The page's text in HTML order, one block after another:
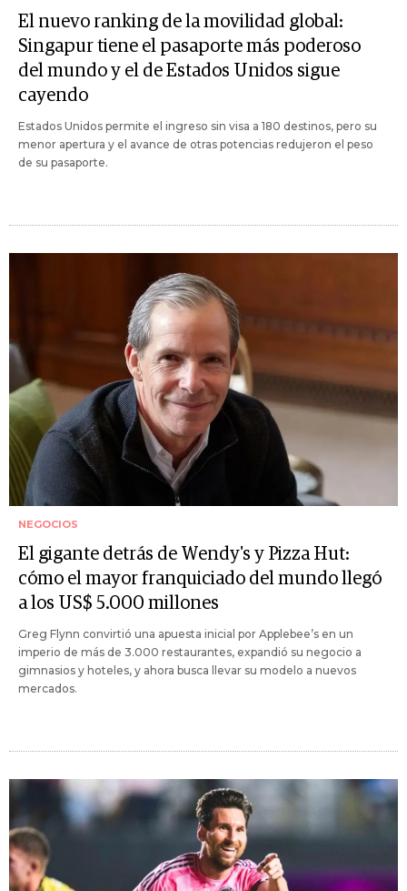
El nuevo ranking de la movilidad global:
Singapur tiene el pasaporte más poderoso
del mundo y el de Estados Unidos sigue
cayendo
Estados Unidos permite el ingreso sin visa a 180 destinos, pero su
menor apertura y el avance de otras potencias redujeron el peso
de su pasaporte.
NEGOCIOS
El gigante detrás de Wendy's y Pizza Hut:
cómo el mayor franquiciado del mundo llegó
a los US$ 5.000 millones
Greg Flynn convirtió una apuesta inicial por Applebee’s en un
imperio de más de 3.000 restaurantes, expandió su negocio a
gimnasios y hoteles, y ahora busca llevar su modelo a nuevos
mercados.